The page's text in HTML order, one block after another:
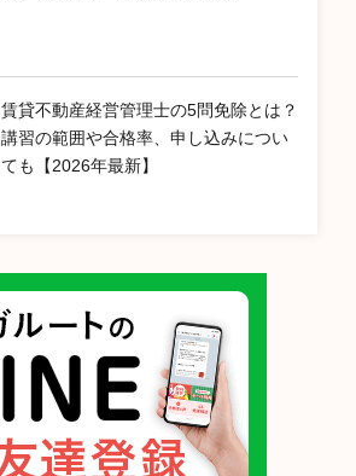
賃貸不動産経営管理士の5問免除とは？
講習の範囲や合格率、申し込みについ
ても【2026年最新】